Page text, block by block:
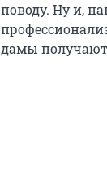
поводу. Ну и,
дамы получают